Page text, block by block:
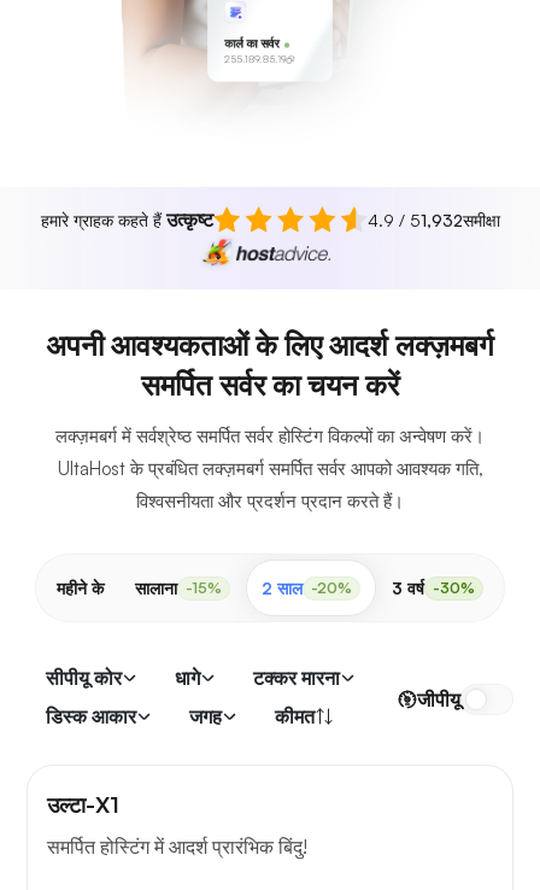
कार्ल का सर्वर
255.189.85.19
हमारे ग्राहक कहते हैंउत्कृष्ट 4.9 / 51,932समीक्षा
अपनी आवश्यकताओं के लिए आदर्श लक्ज़मबर्ग
समर्पित सर्वर का चयन करें
लक्ज़मबर्ग में सर्वश्रेष्ठ समर्पित सर्वर होस्टिंग विकल्पों का अन्वेषण करें।
UltaHost के प्रबंधित लक्ज़मबर्ग समर्पित सर्वर आपको आवश्यक गति,
विश्वसनीयता और प्रदर्शन प्रदान करते हैं।
महीने के सालाना -15% 2 साल -20% 3 वर्ष -30%
सीपीयू कोर धागे
टक्कर मारना
डिस्क आकार
जगह कीमत
जीपीयू
उल्टा-X1
समर्पित होस्टिंग में आदर्श प्रारंभिक बिंदु!